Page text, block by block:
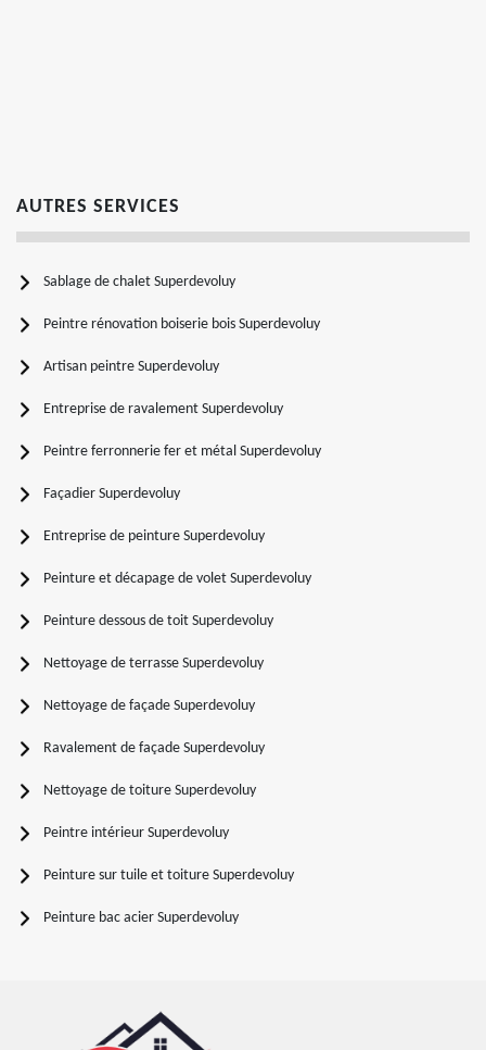
AUTRES SERVICES
Sablage de chalet Superdevoluy
Peintre rénovation boiserie bois Superdevoluy
Artisan peintre Superdevoluy
Entreprise de ravalement Superdevoluy
Peintre ferronnerie fer et métal Superdevoluy
Façadier Superdevoluy
Entreprise de peinture Superdevoluy
Peinture et décapage de volet Superdevoluy
Peinture dessous de toit Superdevoluy
Nettoyage de terrasse Superdevoluy
Nettoyage de façade Superdevoluy
Ravalement de façade Superdevoluy
Nettoyage de toiture Superdevoluy
Peintre intérieur Superdevoluy
Peinture sur tuile et toiture Superdevoluy
Peinture bac acier Superdevoluy